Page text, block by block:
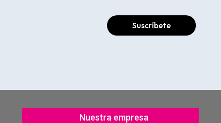
Suscríbete
Nuestra empresa